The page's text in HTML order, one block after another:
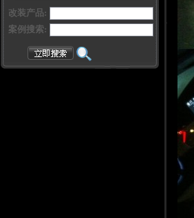
改装产品:
案例搜索: